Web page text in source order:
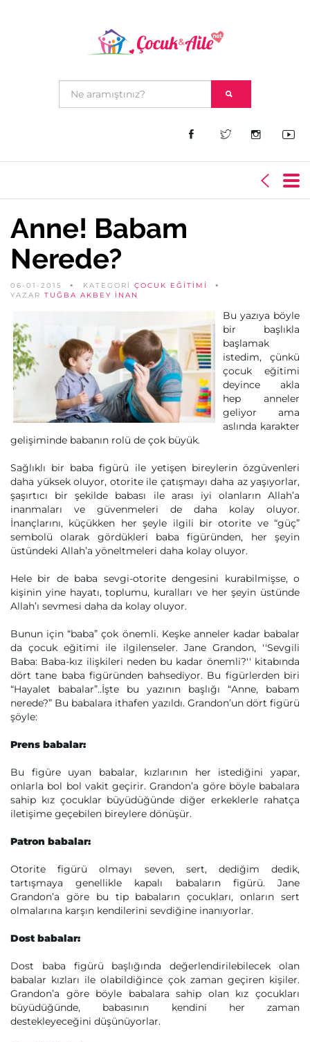
Anne! Babam
Nerede?
06-01-2015 KATEGORİ ÇOCUK EĞITIMI
YAZAR TUĞBA AKBEY İNAN
Bu yazıya böyle
bir başlıkla
başlamak
istedim, çünkü
çocuk eğitimi
deyince akla
hep anneler
geliyor ama
aslında karakter
gelişiminde babanın rolü de çok büyük.
Sağlıklı bir baba figürü ile yetişen bireylerin özgüvenleri
daha yüksek oluyor, otorite ile çatışmayı daha az yaşıyorlar,
şaşırtıcı bir şekilde babası ile arası iyi olanların Allah’a
inanmaları ve güvenmeleri de daha kolay oluyor.
İnançlarını, küçükken her şeyle ilgili bir otorite ve “güç”
sembolü olarak gördükleri baba figüründen, her şeyin
üstündeki Allah’a yöneltmeleri daha kolay oluyor.
Hele bir de baba sevgi-otorite dengesini kurabilmişse, o
kişinin yine hayatı, toplumu, kuralları ve her şeyin üstünde
Allah’ı sevmesi daha da kolay oluyor.
Bunun için “baba” çok önemli. Keşke anneler kadar babalar
da çocuk eğitimi ile ilgilenseler. Jane Grandon, ''Sevgili
Baba: Baba-kız ilişkileri neden bu kadar önemli?'' kitabında
dört tane baba figüründen bahsediyor. Bu figürlerden biri
“Hayalet babalar”..İşte bu yazının başlığı “Anne, babam
nerede?” Bu babalara ithafen yazıldı. Grandon’un dört figürü
şöyle:
Prens babalar:
Bu figüre uyan babalar, kızlarının her istediğini yapar,
onlarla bol bol vakit geçirir. Grandon’a göre böyle babalara
sahip kız çocuklar büyüdüğünde diğer erkeklerle rahatça
iletişime geçebilen bireylere dönüşür.
Patron babalar:
Otorite figürü olmayı seven, sert, dediğim dedik,
tartışmaya genellikle kapalı babaların figürü. Jane
Grandon’a göre bu tip babaların çocukları, onların sert
olmalarına karşın kendilerini sevdiğine inanıyorlar.
Dost babalar:
Dost baba figürü başlığında değerlendirilebilecek olan
babalar kızları ile olabildiğince çok zaman geçiren kişiler.
Grandon’a göre böyle babalara sahip olan kız çocukları
büyüdüğünde, babasının kendini her zaman
destekleyeceğini düşünüyorlar.